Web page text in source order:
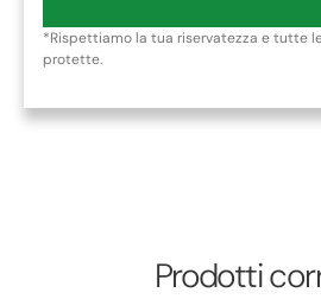
*Rispettiamo la tua riservatezza e tutte
protette.
Prodotti